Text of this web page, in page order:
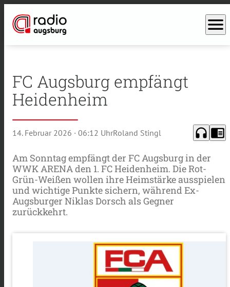
menu
FC Augsburg empfängt
Heidenheim
14. Februar 2026 · 06:12 UhrRoland Stingl headphones chrome_reader_mode
Am Sonntag empfängt der FC Augsburg in der
WWK ARENA den 1. FC Heidenheim. Die Rot-
Grün-Weißen wollen ihre Heimstärke ausspielen
und wichtige Punkte sichern, während Ex-
Augsburger Niklas Dorsch als Gegner
zurückkehrt.